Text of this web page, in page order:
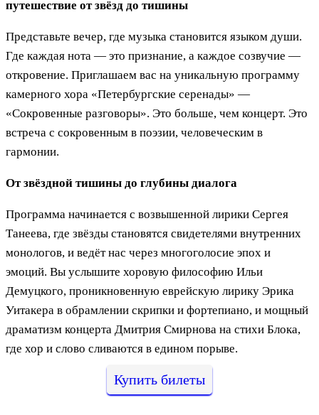
путешествие от звёзд до тишины
Представьте вечер, где музыка становится языком души.
Где каждая нота — это признание, а каждое созвучие —
откровение. Приглашаем вас на уникальную программу
камерного хора «Петербургские серенады» —
«Сокровенные разговоры». Это больше, чем концерт. Это
встреча с сокровенным в поэзии, человеческим в
гармонии.
От звёздной тишины до глубины диалога
Программа начинается с возвышенной лирики Сергея
Танеева, где звёзды становятся свидетелями внутренних
монологов, и ведёт нас через многоголосие эпох и
эмоций. Вы услышите хоровую философию Ильи
Демуцкого, проникновенную еврейскую лирику Эрика
Уитакера в обрамлении скрипки и фортепиано, и мощный
драматизм концерта Дмитрия Смирнова на стихи Блока,
где хор и слово сливаются в едином порыве.
Купить билеты